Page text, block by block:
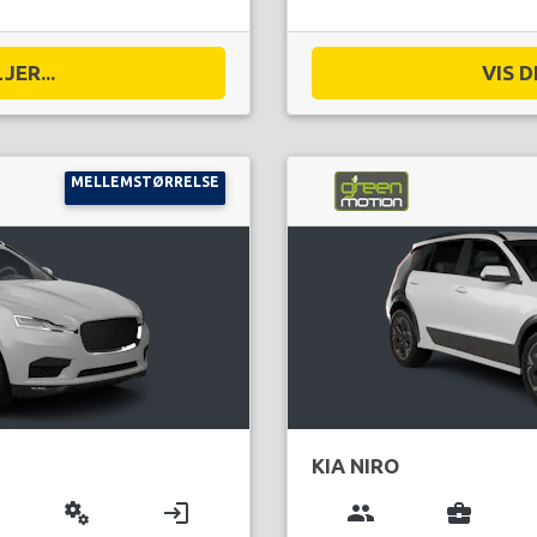
VIS
MELLEMSTØRRELSE
miscellaneous_services login
KIA NIRO
group business_center